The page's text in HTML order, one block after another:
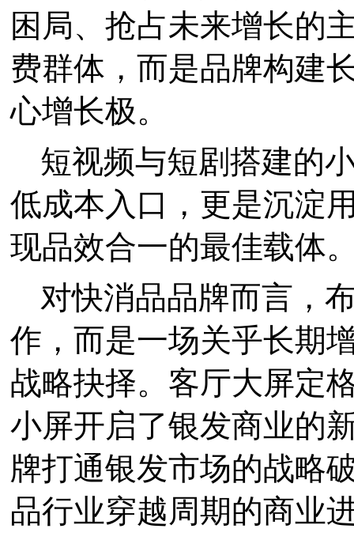
困局、抢占未来增长的
费群体，而是品牌构建
心增长极。
短视频与短剧搭建的
低成本入口，更是沉淀
现品效合一的最佳载体
对快消品品牌而言，
作，而是一场关乎长期
战略抉择。客厅大屏定
小屏开启了银发商业的
牌打通银发市场的战略
品行业穿越周期的商业